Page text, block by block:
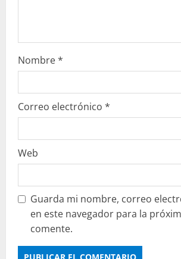
Nombre*
Correo electrónico *
Web
Guarda mi nombre, correo
en este navegador para la
comente.